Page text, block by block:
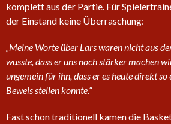
komplett aus der Partie. Für
der Einstand keine Überraschung:
„Meine Worte über Lars waren nicht aus
wusste, dass er uns noch stärker machen
ungemein für ihn, dass er es heute direkt
Beweis stellen konnte.“
Fast schon traditionell kamen die